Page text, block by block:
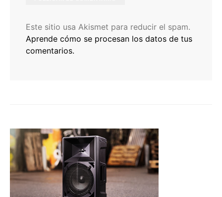
Este sitio usa Akismet para reducir el spam.
Aprende cómo se procesan los datos de tus
comentarios.